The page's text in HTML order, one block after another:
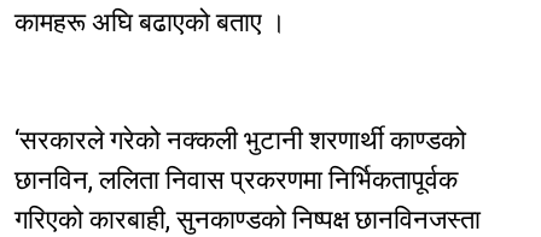
कामहरू अघि बढाएको बताए ।
‘सरकारले गरेको नक्कली भुटानी शरणार्थी काण्डको
छानविन, ललिता निवास प्रकरणमा निर्भिकतापूर्वक
गरिएको कारबाही, सुनकाण्डको निष्पक्ष छानविनजस्ता